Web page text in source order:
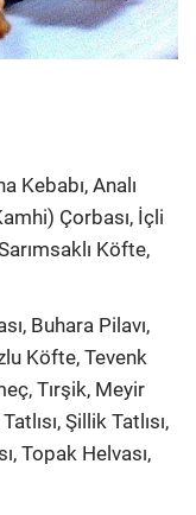
Kebabı, Analı
Çorbası, İçli
Köfte,
Buhara Pilavı,
Köfte, Tevenk
Tırşik, Meyir
Şillik Tatlısı,
Topak Helvası,